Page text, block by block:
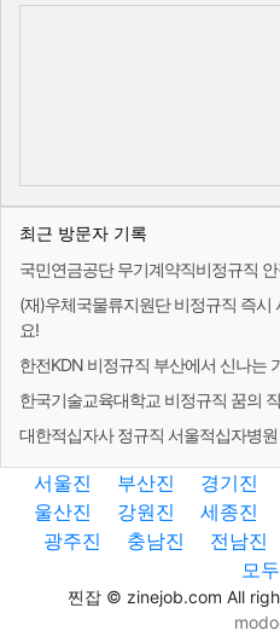
최근 방문자 기록
국민연금공단 무기계약직비정규직
(재)우체국물류지원단 비정규직 즉시
요!
한전KDN 비정규직 부산에서 신나는
한국기술교육대학교 비정규직 꿈의
대한적십자사 정규직 서울적십자병
서울진 부산진 경기진
울산진
강원진 세종진
광주진
충남진 전남진
모
찐잡 © zinejob.com All